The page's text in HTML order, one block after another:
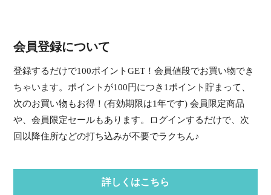
会員登録について
登録するだけで100ポイントGET！会員値段でお買い物でき
ちゃいます。ポイントが100円につき1ポイント貯まって、
次のお買い物もお得！(有効期限は1年です) 会員限定商品
や、会員限定セールもあります。ログインするだけで、次
回以降住所などの打ち込みが不要でラクちん♪
詳しくはこちら